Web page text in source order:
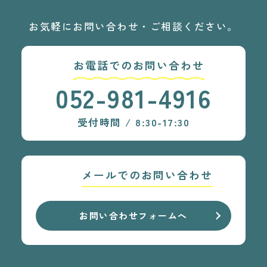
お気軽にお問い合わせ・ご相談ください。
お電話でのお問い合わせ
052-981-4916
受付時間 / 8:30-17:30
メールでのお問い合わせ
お問い合わせフォームへ